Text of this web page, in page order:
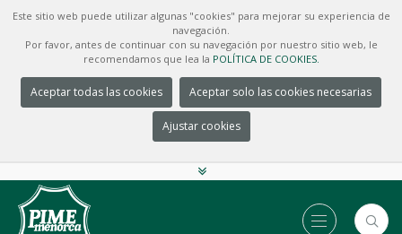
Este sitio web puede utilizar algunas "cookies" para mejorar su experiencia de
navegación.
Por favor, antes de continuar con su navegación por nuestro sitio web, le
recomendamos que lea la POLÍTICA DE COOKIES.
Aceptar todas las cookies Aceptar solo las cookies necesarias
Ajustar cookies